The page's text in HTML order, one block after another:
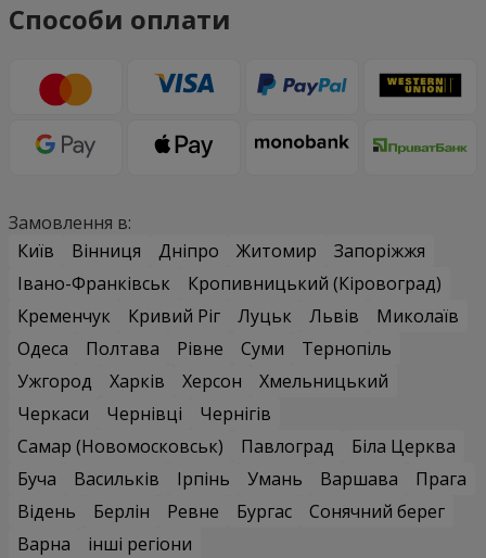
Способи оплати
Замовлення в:
Київ
Вінниця Дніпро Житомир
Запоріжжя
Івано-Франківськ
Кропивницький (Кіровоград)
Кременчук
Кривий Ріг Луцьк Львів
Миколаїв
Одеса
Полтава Рівне Суми
Тернопіль
Ужгород
Харків Херсон
Хмельницький
Черкаси
Чернівці
Чернігів
Самар (Новомосковськ)
Павлоград
Біла Церква
Буча
Васильків Ірпінь Умань Варшава
Прага
Відень
Берлін Ревне Бургас
Сонячний берег
Варна
інші регіони